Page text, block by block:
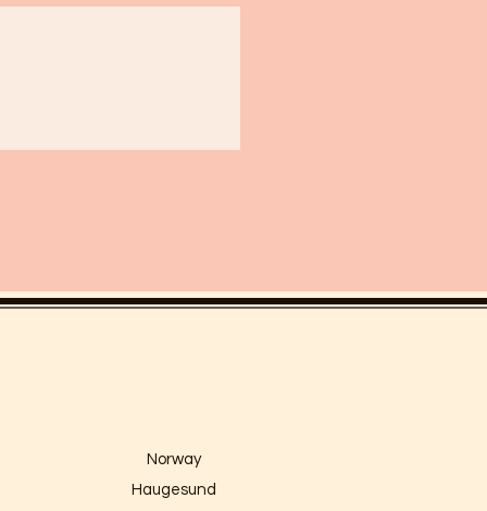
Norway
Haugesund